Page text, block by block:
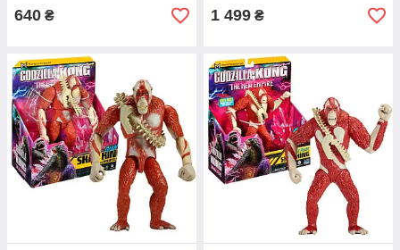
640 ₴ 1 499 ₴